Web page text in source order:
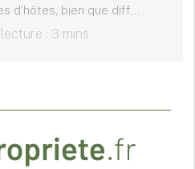
d’hôtes, bien que diff...
: 3 mins